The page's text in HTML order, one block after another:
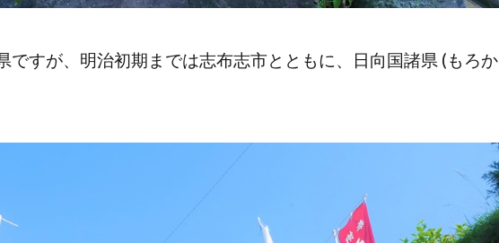
ですが、明治初期までは志布志市とともに、日向国諸県 (もろか